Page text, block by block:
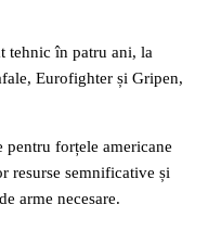
tehnic în patru ani, la
Eurofighter și Gripen,
pentru forțele americane
resurse semnificative și
arme necesare.